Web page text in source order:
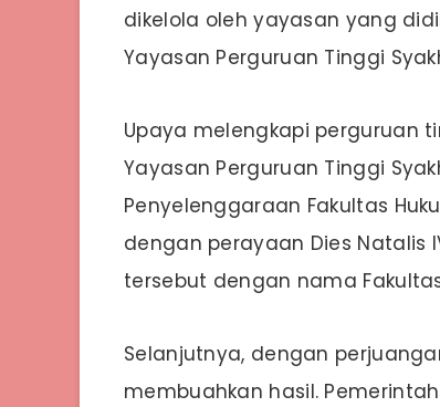
dikelola oleh yayasan yang
Yayasan Perguruan Tinggi
Upaya melengkapi perguruan
Yayasan Perguruan Tinggi
Penyelenggaraan Fakultas
dengan perayaan Dies Natalis
tersebut dengan nama
Selanjutnya, dengan
membuahkan hasil.